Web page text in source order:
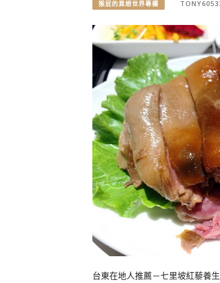
猴屁的異想世界專欄
台東在地人推薦－七里坡紅藜養